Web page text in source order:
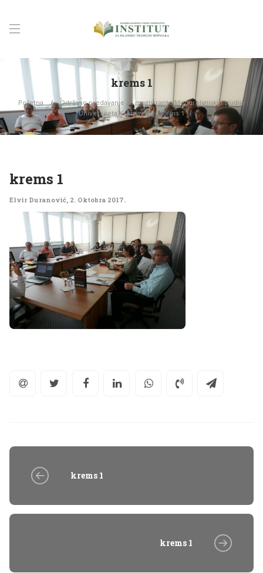
krems 1
Početna
Održano predavanje za magistrante Međureligijskih studija
Univerziteta Krems
krems 1
krems 1
Elvir Duranović, 2. Oktobra 2017.
krems 1
krems 1